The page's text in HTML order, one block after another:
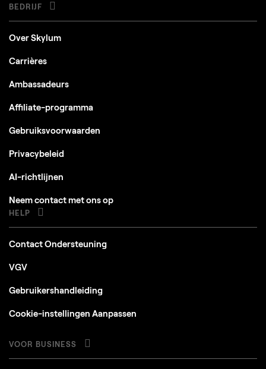
BEDRIJF
Over Skylum
Carrières
Ambassadeurs
Affiliate-programma
Gebruiksvoorwaarden
Privacybeleid
AI-richtlijnen
Neem contact met ons op
HELP
Contact Ondersteuning
VGV
Gebruikershandleiding
Cookie-instellingen Aanpassen
VOOR BUSINESS